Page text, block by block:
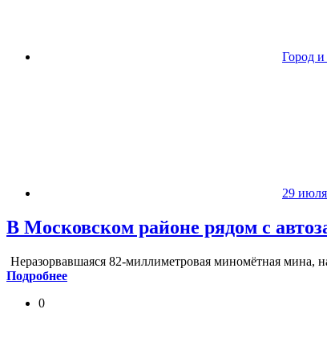
Город
29
В Московском районе рядом с
Неразорвавшаяся 82-миллиметровая миномётная мина,
Подробнее
0